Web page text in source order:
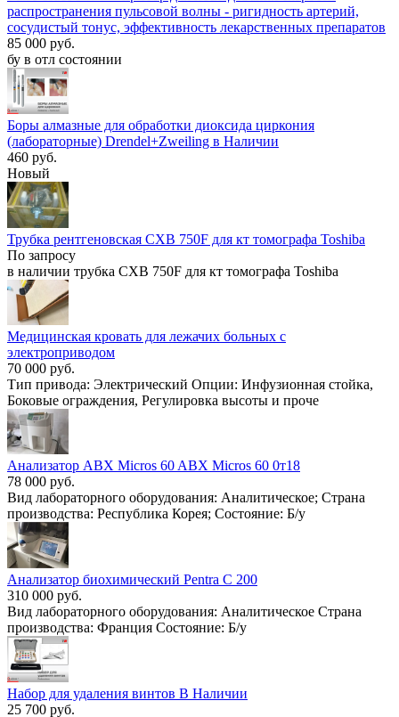
распространения пульсовой волны - ригидность артерий,
сосудистый тонус, эффективность лекарственных препаратов
85 000 руб.
бу в отл состоянии
Боры алмазные для обработки диоксида циркония
(лабораторные) Drendel+Zweiling в Наличии
460 руб.
Новый
Трубка рентгеновская CXB 750F для кт томографа Toshiba
По запросу
в наличии трубка CXB 750F для кт томографа Toshiba
Медицинская кровать для лежачих больных с
электроприводом
70 000 руб.
Тип привода: Электрический Опции: Инфузионная стойка,
Боковые ограждения, Регулировка высоты и проче
Анализатор ABX Micros 60 ABX Micros 60 0т18
78 000 руб.
Вид лабораторного оборудования: Аналитическое; Страна
производства: Республика Корея; Состояние: Б/у
Анализатор биохимический Pentra С 200
310 000 руб.
Вид лабораторного оборудования: Аналитическое Страна
производства: Франция Состояние: Б/у
Набор для удаления винтов В Наличии
25 700 руб.